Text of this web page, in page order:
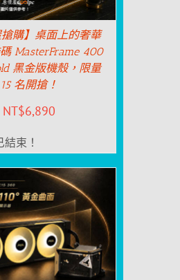
搶購】桌面上的奢華
MasterFrame 400
黑金版機殼，限量
15 名開搶！
NT$6,890
束！